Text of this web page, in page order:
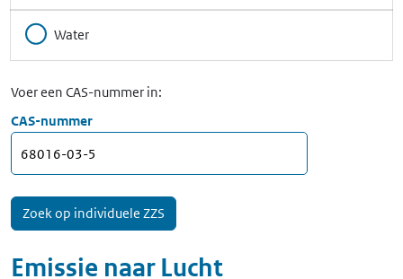
Water
Voer een CAS-nummer in:
CAS-nummer
Emissie naar Lucht